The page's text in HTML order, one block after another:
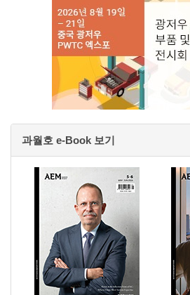
과월호 e-Book 보기